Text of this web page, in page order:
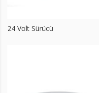
24 Volt Sürücü